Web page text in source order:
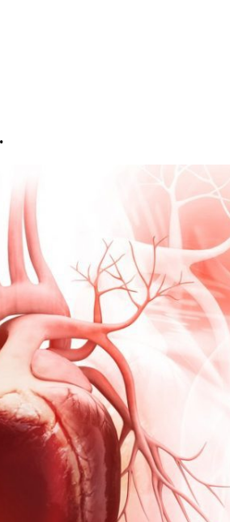
الحفاظ على صحة القلب والأوعية الدموية.